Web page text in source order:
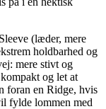
(læder, mere
holdbarhed og
mere stivt og
og let at
foran en Ridge, hvis
fylde lommen med